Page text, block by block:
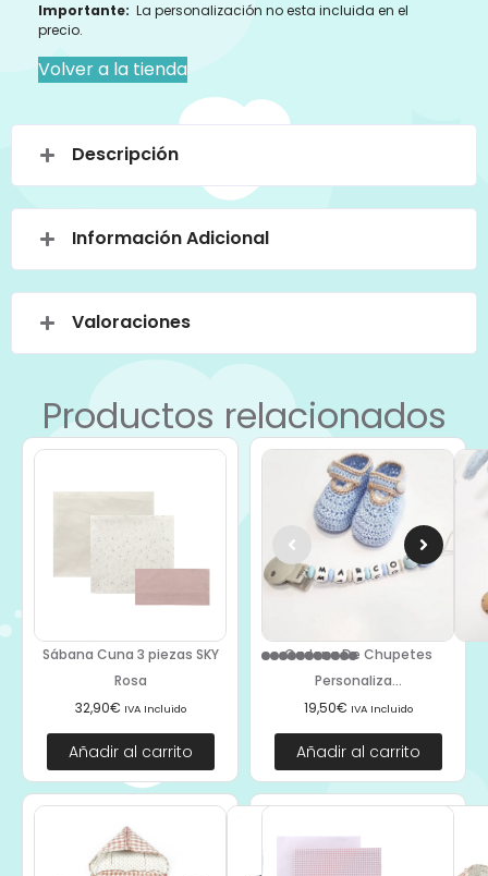
Importante: La personalización no esta incluida en el
precio.
Volver a la tienda
Descripción
Información Adicional
Valoraciones
Productos relacionados
Sábana Cuna 3 piezas SKY
Rosa
32,90€ IVA Incluido
Añadir al carrito
Cadena De Chupetes
Personaliza...
19,50€ IVA Incluido
Añadir al carrito